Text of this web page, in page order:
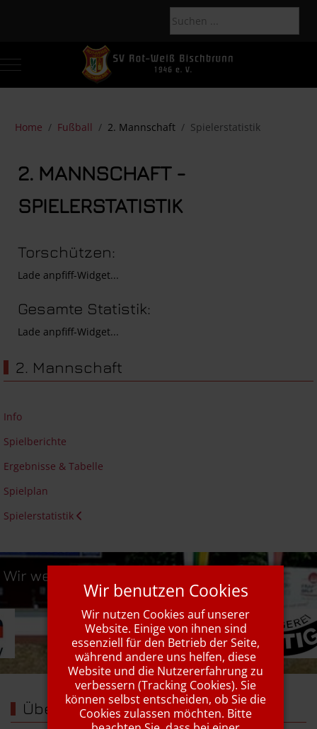
Mobile Menu Toggle
Home Fußball 2. Mannschaft Spielerstatistik
2. MANNSCHAFT -
SPIELERSTATISTIK
Torschützen:
Lade anpfiff-Widget...
Gesamte Statistik:
Lade anpfiff-Widget...
2. Mannschaft
Info
Spielberichte
Ergebnisse & Tabelle
Spielplan
Spielerstatistik
Wir werden unterstützt von...
Über uns
Wir benutzen Cookies
Wir nutzen Cookies auf unserer
Website. Einige von ihnen sind
essenziell für den Betrieb der Seite,
während andere uns helfen, diese
Website und die Nutzererfahrung zu
verbessern (Tracking Cookies). Sie
können selbst entscheiden, ob Sie die
Cookies zulassen möchten. Bitte